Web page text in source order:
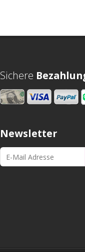
Sichere
Newsletter